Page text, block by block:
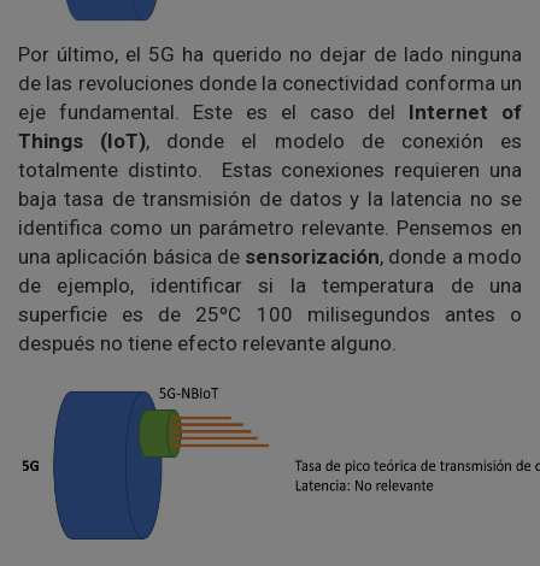
Por último, el 5G ha querido no dejar de lado ninguna
de las revoluciones donde la conectividad conforma un
eje fundamental. Este es el caso del Internet of
Things (IoT), donde el modelo de conexión es
totalmente distinto. Estas conexiones requieren una
baja tasa de transmisión de datos y la latencia no se
identifica como un parámetro relevante. Pensemos en
una aplicación básica de sensorización, donde a modo
de ejemplo, identificar si la temperatura de una
superficie es de 25ºC 100 milisegundos antes o
después no tiene efecto relevante alguno.